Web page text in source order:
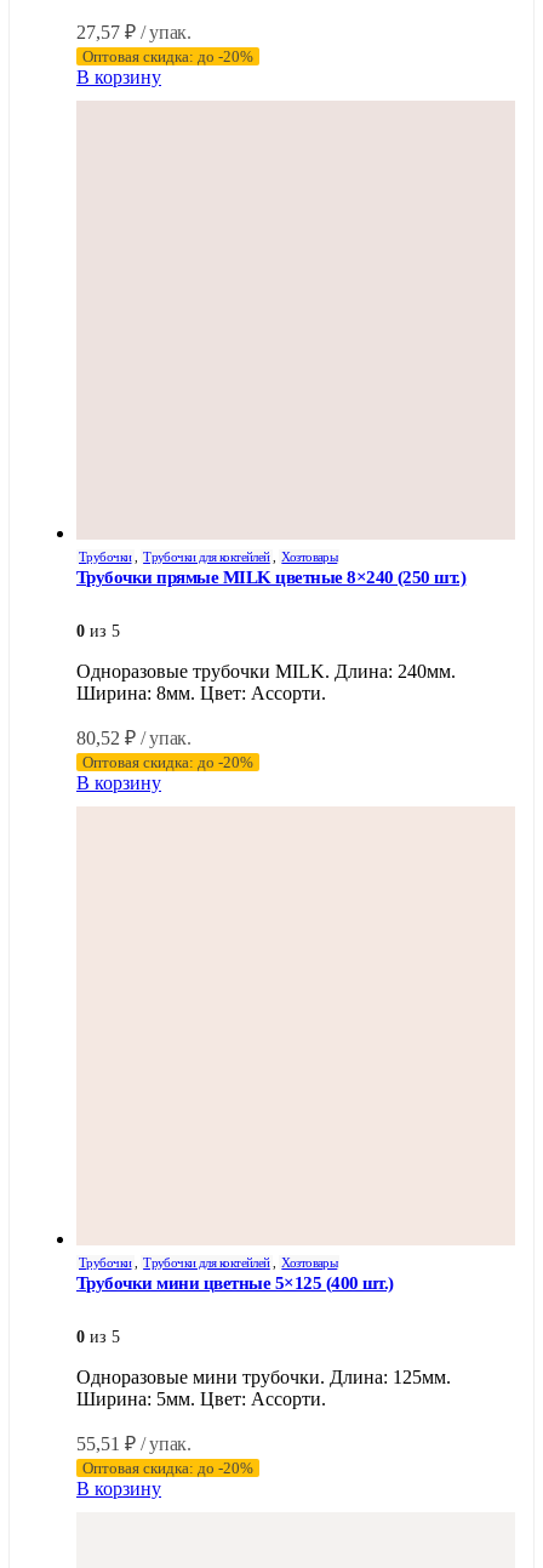
27,57 ₽ / упак.
Оптовая скидка: до -20%
В корзину
Трубочки , Трубочки для коктейлей, Хозтовары
Трубочки прямые MILK цветные 8×240 (250 шт.)
0 из 5
Одноразовые трубочки MILK. Длина: 240мм.
Ширина: 8мм. Цвет: Ассорти.
80,52 ₽ / упак.
Оптовая скидка: до -20%
В корзину
Трубочки , Трубочки для коктейлей, Хозтовары
Трубочки мини цветные 5×125 (400 шт.)
0 из 5
Одноразовые мини трубочки. Длина: 125мм.
Ширина: 5мм. Цвет: Ассорти.
55,51 ₽ / упак.
Оптовая скидка: до -20%
В корзину